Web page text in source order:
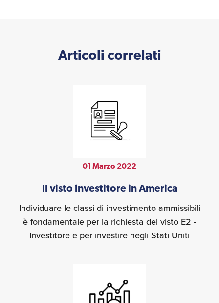
Articoli correlati
01 Marzo 2022
Il visto investitore in America
Individuare le classi di investimento ammissibili
è fondamentale per la richiesta del visto E2 -
Investitore e per investire negli Stati Uniti